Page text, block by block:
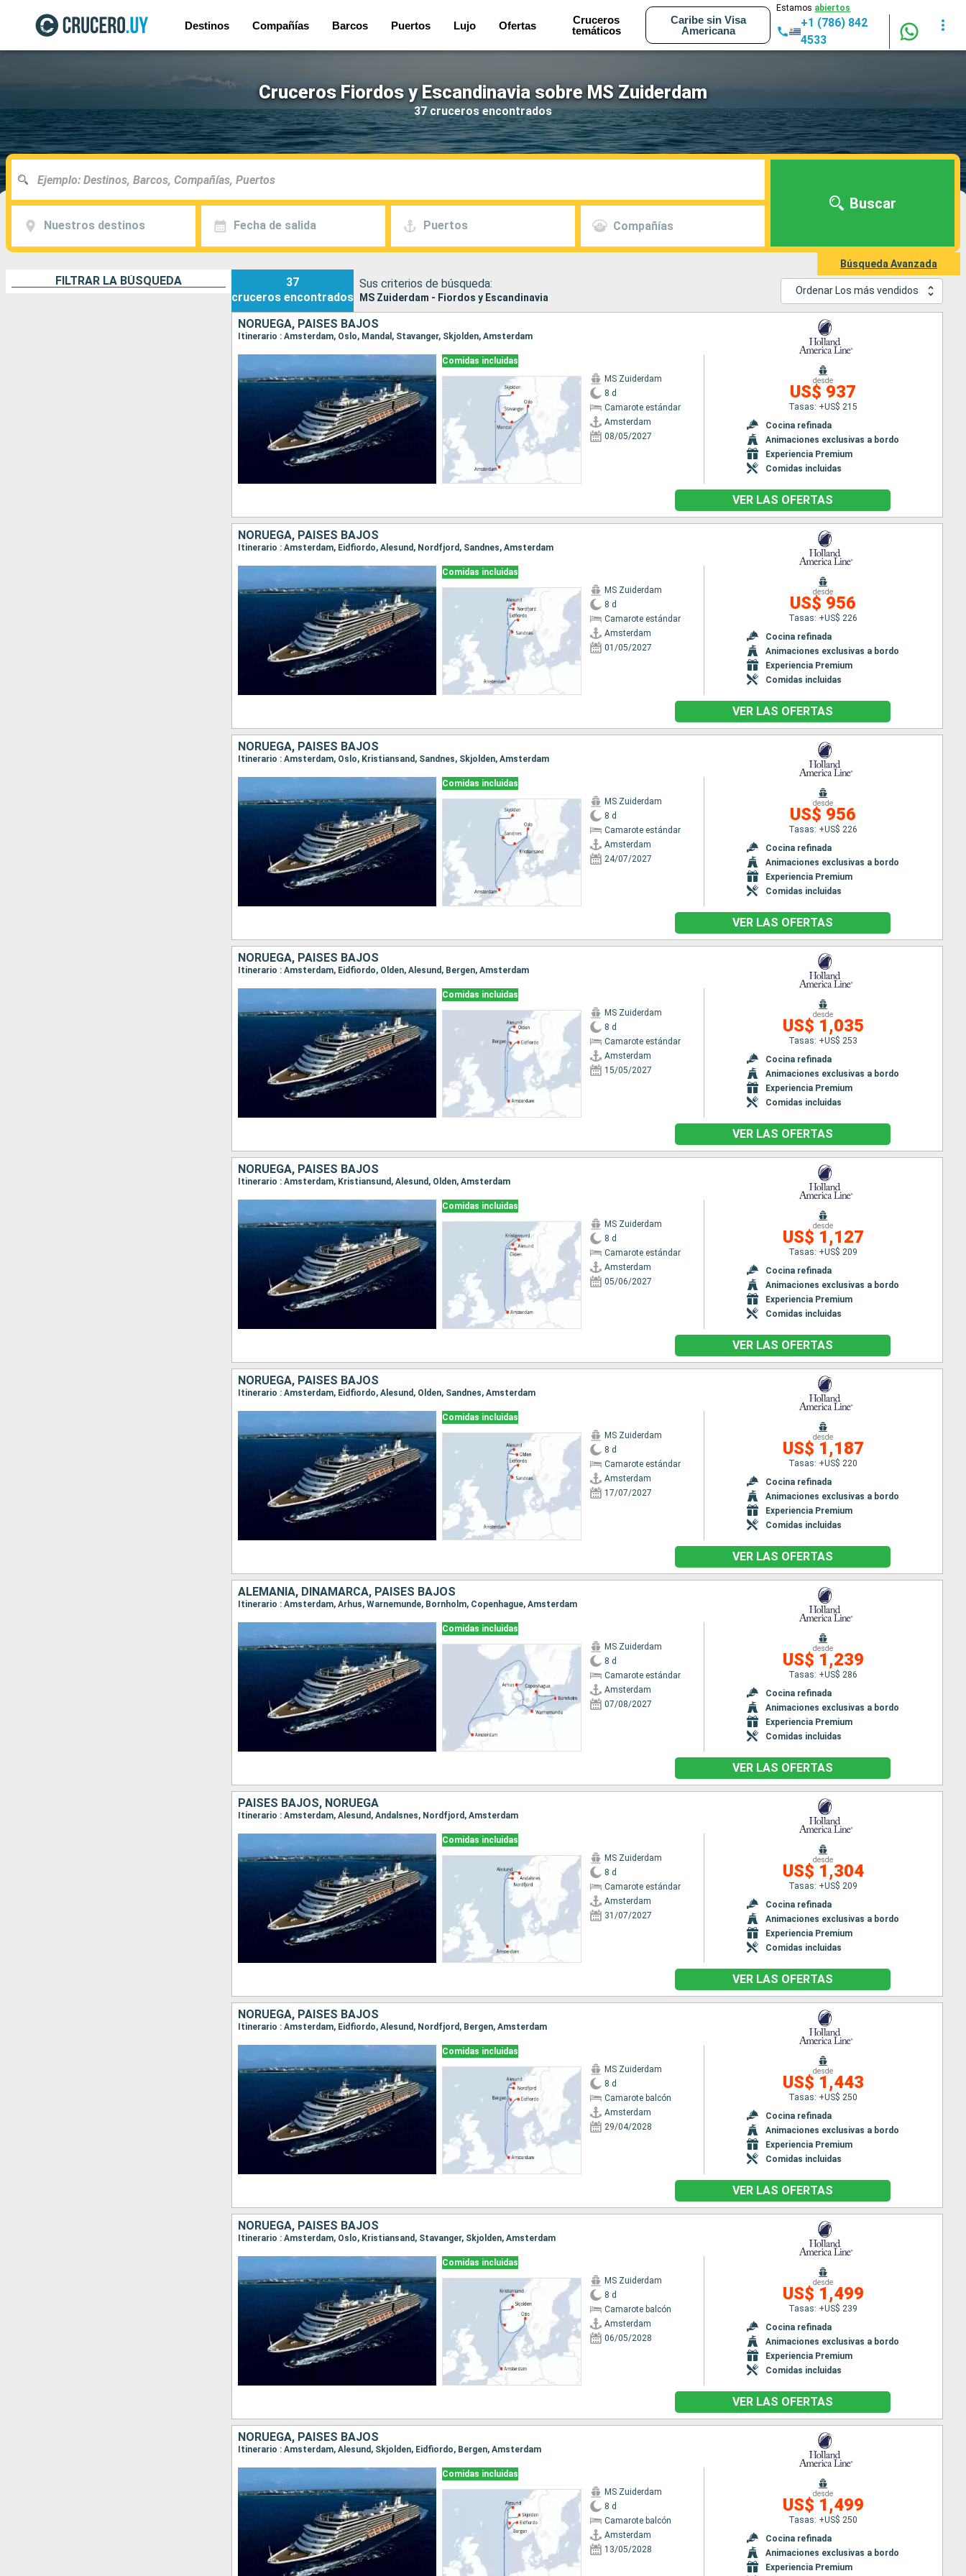
Destinos Compañías Barcos Puertos Lujo Ofertas
Cruceros
temáticos
Caribe sin Visa
Americana
Estamos abiertos
+1 (786) 842
4533
Cruceros Fiordos y Escandinavia sobre MS Zuiderdam
37 cruceros encontrados
Nuestros destinos Fecha de salida Puertos Compañías
Buscar
Búsqueda Avanzada
FILTRAR LA BÚSQUEDA
37
cruceros encontrados
Sus criterios de búsqueda:
MS Zuiderdam - Fiordos y Escandinavia
Ordenar Los más vendidos
NORUEGA, PAISES BAJOS
Itinerario : Amsterdam, Oslo, Mandal, Stavanger, Skjolden, Amsterdam
Comidas incluidas
MS Zuiderdam
8 d
Camarote estándar
Amsterdam
08/05/2027
desde
US$ 937
Tasas: +US$ 215
Cocina refinada
Animaciones exclusivas a bordo
Experiencia Premium
Comidas incluidas
VER LAS OFERTAS
NORUEGA, PAISES BAJOS
Itinerario : Amsterdam, Eidfiordo, Alesund, Nordfjord, Sandnes, Amsterdam
Comidas incluidas
MS Zuiderdam
8 d
Camarote estándar
Amsterdam
01/05/2027
desde
US$ 956
Tasas: +US$ 226
Cocina refinada
Animaciones exclusivas a bordo
Experiencia Premium
Comidas incluidas
VER LAS OFERTAS
NORUEGA, PAISES BAJOS
Itinerario : Amsterdam, Oslo, Kristiansand, Sandnes, Skjolden, Amsterdam
Comidas incluidas
MS Zuiderdam
8 d
Camarote estándar
Amsterdam
24/07/2027
desde
US$ 956
Tasas: +US$ 226
Cocina refinada
Animaciones exclusivas a bordo
Experiencia Premium
Comidas incluidas
VER LAS OFERTAS
NORUEGA, PAISES BAJOS
Itinerario : Amsterdam, Eidfiordo, Olden, Alesund, Bergen, Amsterdam
Comidas incluidas
MS Zuiderdam
8 d
Camarote estándar
Amsterdam
15/05/2027
desde
US$ 1,035
Tasas: +US$ 253
Cocina refinada
Animaciones exclusivas a bordo
Experiencia Premium
Comidas incluidas
VER LAS OFERTAS
NORUEGA, PAISES BAJOS
Itinerario : Amsterdam, Kristiansund, Alesund, Olden, Amsterdam
Comidas incluidas
MS Zuiderdam
8 d
Camarote estándar
Amsterdam
05/06/2027
desde
US$ 1,127
Tasas: +US$ 209
Cocina refinada
Animaciones exclusivas a bordo
Experiencia Premium
Comidas incluidas
VER LAS OFERTAS
NORUEGA, PAISES BAJOS
Itinerario : Amsterdam, Eidfiordo, Alesund, Olden, Sandnes, Amsterdam
Comidas incluidas
MS Zuiderdam
8 d
Camarote estándar
Amsterdam
17/07/2027
desde
US$ 1,187
Tasas: +US$ 220
Cocina refinada
Animaciones exclusivas a bordo
Experiencia Premium
Comidas incluidas
VER LAS OFERTAS
ALEMANIA, DINAMARCA, PAISES BAJOS
Itinerario : Amsterdam, Arhus, Warnemunde, Bornholm, Copenhague, Amsterdam
Comidas incluidas
MS Zuiderdam
8 d
Camarote estándar
Amsterdam
07/08/2027
desde
US$ 1,239
Tasas: +US$ 286
Cocina refinada
Animaciones exclusivas a bordo
Experiencia Premium
Comidas incluidas
VER LAS OFERTAS
PAISES BAJOS, NORUEGA
Itinerario : Amsterdam, Alesund, Andalsnes, Nordfjord, Amsterdam
Comidas incluidas
MS Zuiderdam
8 d
Camarote estándar
Amsterdam
31/07/2027
desde
US$ 1,304
Tasas: +US$ 209
Cocina refinada
Animaciones exclusivas a bordo
Experiencia Premium
Comidas incluidas
VER LAS OFERTAS
NORUEGA, PAISES BAJOS
Itinerario : Amsterdam, Eidfiordo, Alesund, Nordfjord, Bergen, Amsterdam
Comidas incluidas
MS Zuiderdam
8 d
Camarote balcón
Amsterdam
29/04/2028
desde
US$ 1,443
Tasas: +US$ 250
Cocina refinada
Animaciones exclusivas a bordo
Experiencia Premium
Comidas incluidas
VER LAS OFERTAS
NORUEGA, PAISES BAJOS
Itinerario : Amsterdam, Oslo, Kristiansand, Stavanger, Skjolden, Amsterdam
Comidas incluidas
MS Zuiderdam
8 d
Camarote balcón
Amsterdam
06/05/2028
desde
US$ 1,499
Tasas: +US$ 239
Cocina refinada
Animaciones exclusivas a bordo
Experiencia Premium
Comidas incluidas
VER LAS OFERTAS
NORUEGA, PAISES BAJOS
Itinerario : Amsterdam, Alesund, Skjolden, Eidfiordo, Bergen, Amsterdam
Comidas incluidas
MS Zuiderdam
8 d
Camarote balcón
Amsterdam
13/05/2028
desde
US$ 1,499
Tasas: +US$ 250
Cocina refinada
Animaciones exclusivas a bordo
Experiencia Premium